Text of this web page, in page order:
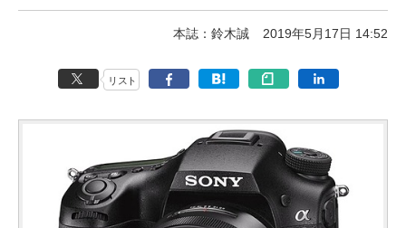
本誌：鈴木誠 2019年5月17日 14:52
リスト